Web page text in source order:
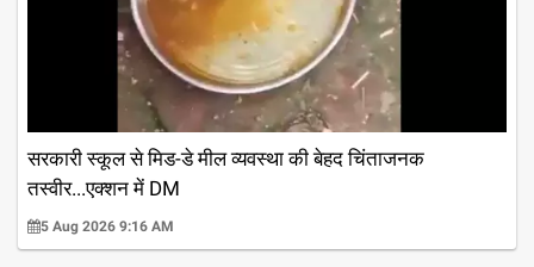
सरकारी स्कूल से मिड-डे मील व्यवस्था की बेहद चिंताजनक
तस्वीर...एक्शन में DM
5 Aug 2026 9:16 AM